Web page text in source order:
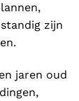
zijn
jaren oud